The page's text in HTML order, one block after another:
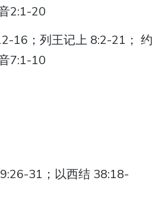
2:1-20
16；列王记上 8:2-21； 约
7:1-10
31；以西结 38:18-